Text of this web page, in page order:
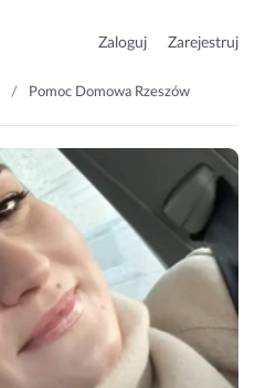
Zaloguj Zarejestruj
Pomoc Domowa Rzeszów